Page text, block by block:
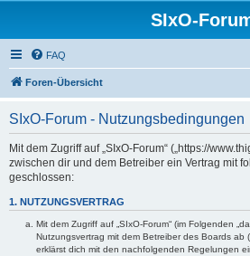
SIxO-
FAQ
Foren-Übersicht
SIxO-Forum - Nutzungsbedingungen
Mit dem Zugriff auf „SIxO-Forum“ („https://
zwischen dir und dem Betreiber ein Vertrag mit
geschlossen:
1. NUTZUNGSVERTRAG
Mit dem Zugriff auf „SIxO-Forum“ (im Folgenden
Nutzungsvertrag mit dem Betreiber des Boards ab
erklärst dich mit den nachfolgenden Regelungen